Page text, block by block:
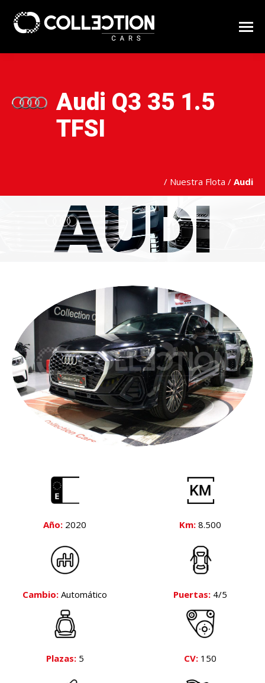
Audi Q3 35 1.5
TFSI
/ Nuestra Flota / Audi
AUDI
Año: 2020 Km: 8.500
Cambio: Automático Puertas: 4/5
Plazas:5 CV: 150